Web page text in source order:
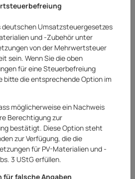
GE-CM 36 Li Solo
Fangkorb)
deutschen Umsatzsteuergesetzes
und -Zubehör unter
von der Mehrwertsteuer
sein. Wenn Sie die oben
für eine Steuerbefreiung
bitte die entsprechende Option im
möglicherweise ein Nachweis
Berechtigung zur
bestätigt. Diese Option steht
zur Verfügung, die die
für PV-Materialien und -
3 UStG erfüllen.
für falsche Angaben